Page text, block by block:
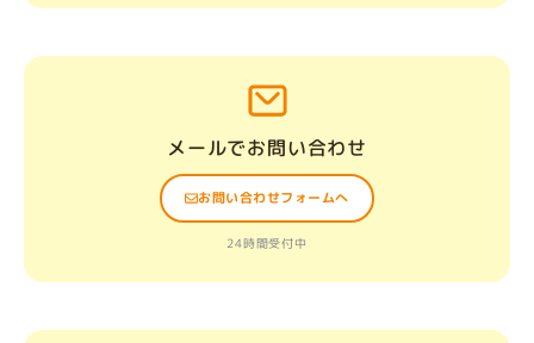
メールでお問い合わせ
お問い合わせフォームへ
24時間受付中